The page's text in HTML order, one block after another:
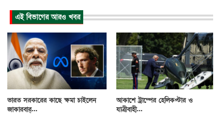
এই বিভাগের আরও খবর
ভারত সরকারের কাছে ক্ষমা চাইলেন
জাকারবার্...
আকাশে ট্রাম্পের হেলিকপ্টার ও
যাত্রীবাহী...